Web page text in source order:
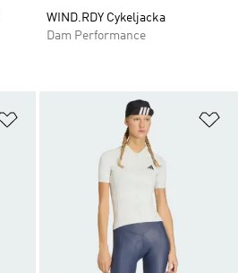
WIND.RDY Cykeljacka
Dam Performance
Lägg till på önskelistan